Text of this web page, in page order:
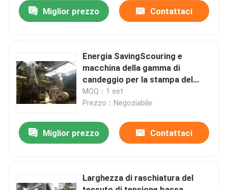
Controllo di qualità
notizie
Richieda una citazione
stenter della regolazione di calore
Miglior prezzo Contattaci
Energia SavingScouring e
macchina della gamma di
candeggio per la stampa del
tessuto
MOQ：1 set
Prezzo：Negoziabile
Miglior prezzo Contattaci
Larghezza di raschiatura del